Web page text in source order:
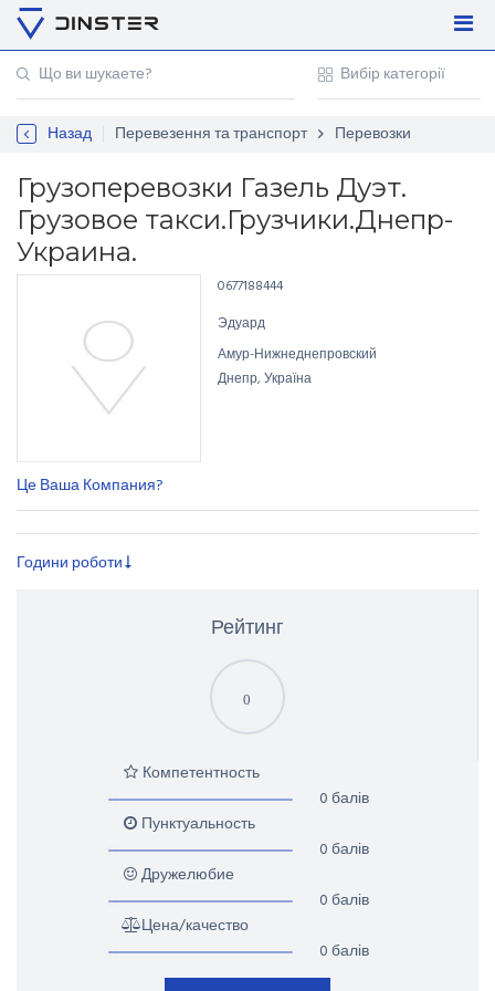
Регістрація
Контакти
Для підприємців
Назад Перевезення та транспорт Перевозки
Грузоперевозки Газель Дуэт.
Грузовое такси.Грузчики.Днепр-
Украина.
Це Ваша Компания?
0677188444
Эдуард
Амур-Нижнеднепровский
Днепр, Україна
Години роботи
Рейтинг
0
Компетентность
0 балів
Пунктуальность
0 балів
Дружелюбие
0 балів
Цена/качество
0 балів